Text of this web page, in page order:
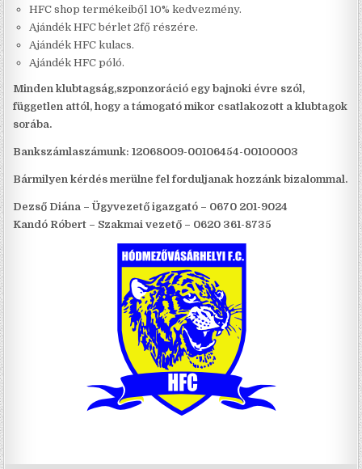
HFC shop termékeiből 10% kedvezmény.
Ajándék HFC bérlet 2fő részére.
Ajándék HFC kulacs.
Ajándék HFC póló.
Minden klubtagság,szponzoráció egy bajnoki évre szól,
független attól, hogy a támogató mikor csatlakozott a klubtagok
sorába.
Bankszámlaszámunk:12068009-00106454-00100003
Bármilyen kérdés merülne fel forduljanak hozzánk bizalommal.
Dezső Diána –Ügyvezető igazgató – 0670 201-9024
Kandó Róbert – Szakmai vezető – 0620 361-8735